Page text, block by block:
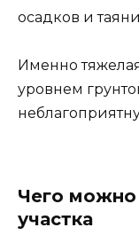
осадков и
Именно
уровнем
Чего можно
участка